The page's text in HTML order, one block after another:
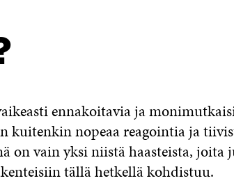
ennakoitavia ja
kuitenkin nopeaa reagointia ja
on vain yksi niistä haasteista,
tällä hetkellä kohdistuu.